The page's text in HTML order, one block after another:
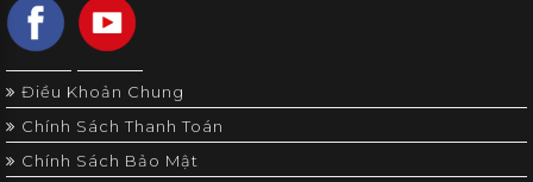
Điều Khoản Chung
Chính Sách Thanh Toán
Chính Sách Bảo Mật